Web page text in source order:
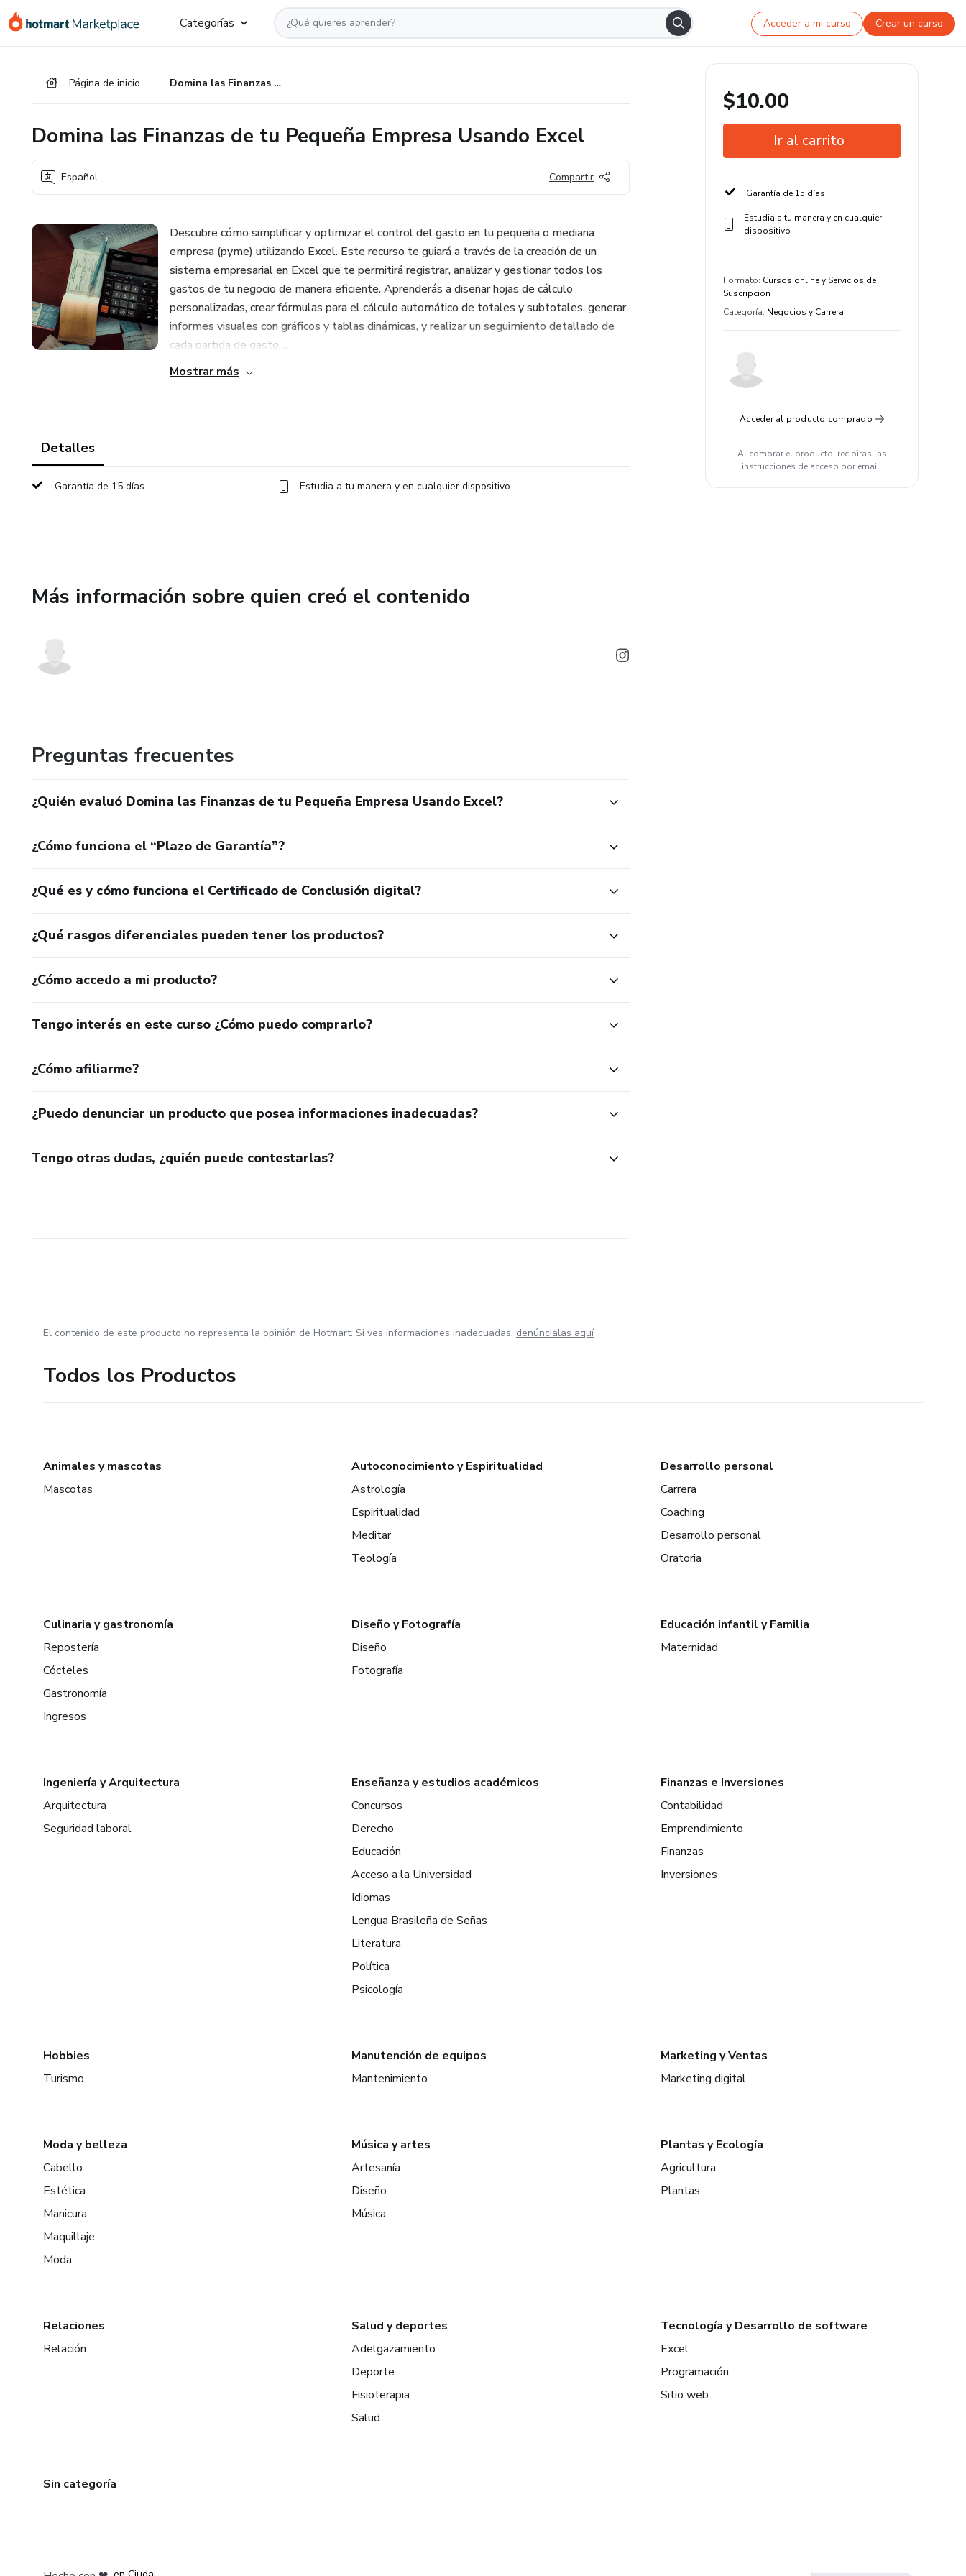
Categorías Acceder a mi curso Crear un curso
Página de inicio Domina las Finanzas de tu Pequeña Empresa Usando Excel
Domina las Finanzas de tu Pequeña Empresa Usando Excel
Español Compartir
Descubre cómo simplificar y optimizar el control del gasto en tu pequeña o mediana
empresa (pyme) utilizando Excel. Este recurso te guiará a través de la creación de un
sistema empresarial en Excel que te permitirá registrar, analizar y gestionar todos los
gastos de tu negocio de manera eficiente. Aprenderás a diseñar hojas de cálculo
personalizadas, crear fórmulas para el cálculo automático de totales y subtotales, generar
informes visuales con gráficos y tablas dinámicas, y realizar un seguimiento detallado de
cada partida de gasto....
Mostrar más
Detalles
Garantía de 15 días Estudia a tu manera y en cualquier dispositivo
Más información sobre quien creó el contenido
Preguntas frecuentes
¿Quién evaluó Domina las Finanzas de tu Pequeña Empresa Usando Excel?
¿Cómo funciona el “Plazo de Garantía”?
¿Qué es y cómo funciona el Certificado de Conclusión digital?
¿Qué rasgos diferenciales pueden tener los productos?
¿Cómo accedo a mi producto?
Tengo interés en este curso ¿Cómo puedo comprarlo?
¿Cómo afiliarme?
¿Puedo denunciar un producto que posea informaciones inadecuadas?
Tengo otras dudas, ¿quién puede contestarlas?
$10.00
Ir al carrito
Garantía de 15 días
Estudia a tu manera y en cualquier
dispositivo
Formato: Cursos online y Servicios de
Suscripción
Categoría: Negocios y Carrera
Acceder al producto comprado
Al comprar el producto, recibirás las
instrucciones de acceso por email.
El contenido de este producto no representa la opinión de Hotmart. Si ves informaciones inadecuadas, denúncialas aquí
Todos los Productos
Animales y mascotas
Mascotas
Autoconocimiento y Espiritualidad
Astrología
Espiritualidad
Meditar
Teología
Desarrollo personal
Carrera
Coaching
Desarrollo personal
Oratoria
Culinaria y gastronomía
Repostería
Cócteles
Gastronomía
Ingresos
Diseño y Fotografía
Diseño
Fotografía
Educación infantil y Familia
Maternidad
Ingeniería y Arquitectura
Arquitectura
Seguridad laboral
Enseñanza y estudios académicos
Concursos
Derecho
Educación
Acceso a la Universidad
Idiomas
Lengua Brasileña de Señas
Literatura
Política
Psicología
Finanzas e Inversiones
Contabilidad
Emprendimiento
Finanzas
Inversiones
Hobbies
Turismo
Manutención de equipos
Mantenimiento
Marketing y Ventas
Marketing digital
Moda y belleza
Cabello
Estética
Manicura
Maquillaje
Moda
Música y artes
Artesanía
Diseño
Música
Plantas y Ecología
Agricultura
Plantas
Relaciones
Relación
Salud y deportes
Adelgazamiento
Deporte
Fisioterapia
Salud
Tecnología y Desarrollo de software
Excel
Programación
Sitio web
Sin categoría
en Ciudad de México